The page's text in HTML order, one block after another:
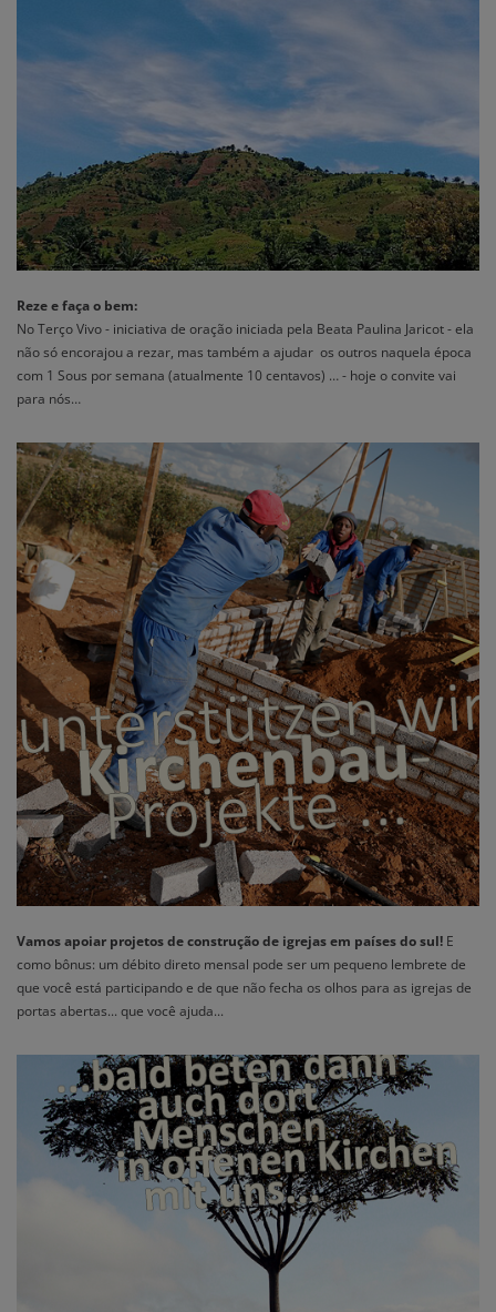
Reze e faça o bem:
No Terço Vivo - iniciativa de oração iniciada pela Beata Paulina Jaricot - ela
não só encorajou a rezar, mas também a ajudar os outros naquela época
com 1 Sous por semana (atualmente 10 centavos) … - hoje o convite vai
para nós…
Vamos apoiar projetos de construção de igrejas em países do sul! E
como bônus: um débito direto mensal pode ser um pequeno lembrete de
que você está participando e de que não fecha os olhos para as igrejas de
portas abertas... que você ajuda...